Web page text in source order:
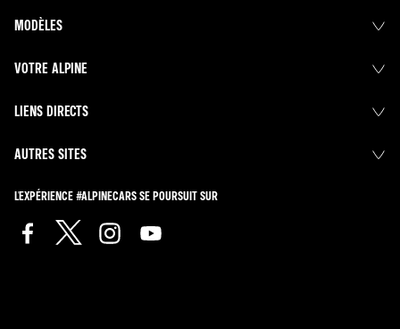
MODÈLES
VOTRE ALPINE
LIENS DIRECTS
AUTRES SITES
L'EXPÉRIENCE #ALPINECARS SE POURSUIT SUR